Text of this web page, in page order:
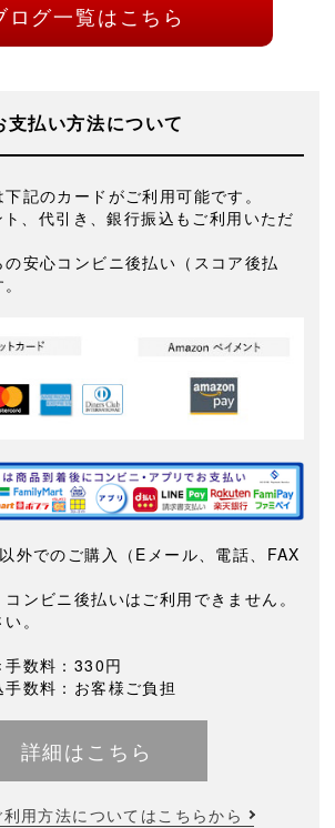
ログ一覧はこちら
支払い方法について
記のカードがご利用可能です。
、代引き、銀行振込もご利用いただ
安心コンビニ後払い（スコア後払
外でのご購入（Eメール、電話、FAX
ンビニ後払いはご利用できません。
。
手数料：330円
手数料：お客様ご負担
詳細はこちら
用方法についてはこちらから